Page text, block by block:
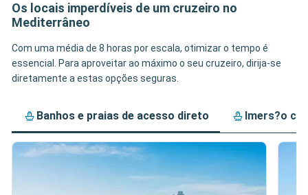
Os locais imperdíveis de um cruzeiro no
Mediterrâneo
Com uma média de 8 horas por escala, otimizar o tempo é
essencial. Para aproveitar ao máximo o seu cruzeiro, dirija-se
diretamente a estas opções seguras.
Banhos e praias de acesso direto Imers?o